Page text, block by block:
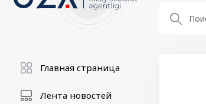
Главная страница
Лента новостей